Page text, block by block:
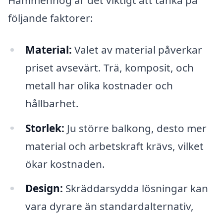
följande faktorer:
Material: Valet av material påverkar
priset avsevärt. Trä, komposit, och
metall har olika kostnader och
hållbarhet.
Storlek: Ju större balkong, desto mer
material och arbetskraft krävs, vilket
ökar kostnaden.
Design: Skräddarsydda lösningar kan
vara dyrare än standardalternativ,